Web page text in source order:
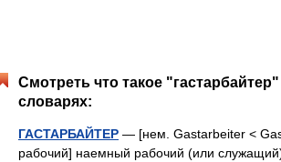
Смотреть что такое
словарях:
ГАСТАРБАЙТЕР — [нем. Gastarbeiter <
рабочий] наемный рабочий (или